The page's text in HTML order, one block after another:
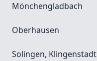
Mönchengladbach
Oberhausen
Solingen, Klingenstadt